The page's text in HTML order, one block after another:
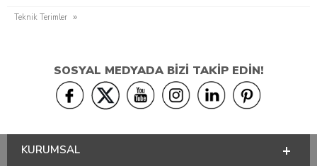
Teknik Terimler
SOSYAL MEDYADA BİZİ TAKİP EDİN!
KURUMSAL